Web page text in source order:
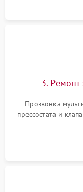
3. Ремонт
Прозвонка
прессостата и